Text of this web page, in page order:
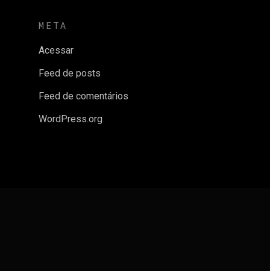
META
Acessar
Feed de posts
Feed de comentários
WordPress.org